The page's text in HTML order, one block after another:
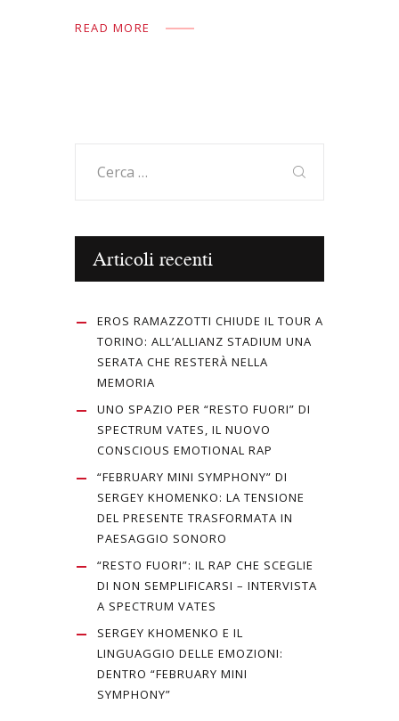
e to ai
READ MORE
per:
Articoli recenti
EROS RAMAZZOTTI CHIUDE IL TOUR A
TORINO: ALL’ALLIANZ STADIUM UNA
SERATA CHE RESTERÀ NELLA
MEMORIA
UNO SPAZIO PER “RESTO FUORI” DI
SPECTRUM VATES, IL NUOVO
CONSCIOUS EMOTIONAL RAP
“FEBRUARY MINI SYMPHONY” DI
SERGEY KHOMENKO: LA TENSIONE
DEL PRESENTE TRASFORMATA IN
PAESAGGIO SONORO
“RESTO FUORI”: IL RAP CHE SCEGLIE
DI NON SEMPLIFICARSI – INTERVISTA
A SPECTRUM VATES
SERGEY KHOMENKO E IL
LINGUAGGIO DELLE EMOZIONI:
DENTRO “FEBRUARY MINI
SYMPHONY”